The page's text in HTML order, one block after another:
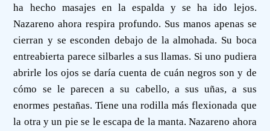
ha hecho masajes en la espalda y se ha ido lejos.
Nazareno ahora respira profundo. Sus manos apenas se
cierran y se esconden debajo de la almohada. Su boca
entreabierta parece silbarles a sus llamas. Si uno pudiera
abrirle los ojos se daría cuenta de cuán negros son y de
cómo se le parecen a su cabello, a sus uñas, a sus
enormes pestañas. Tiene una rodilla más flexionada que
la otra y un pie se le escapa de la manta. Nazareno ahora